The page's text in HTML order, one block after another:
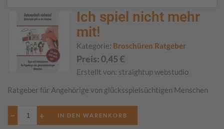
Ich spiel nicht mehr
mit!
Kategorie: Broschüren Ratgeber
Preis: 0,45€
Erstellt von: straightup webstudio
Ratgeber für Angehörige von glücksspielsüchtigen Menschen
− +